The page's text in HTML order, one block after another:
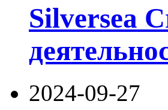
Silversea
2024-09-27